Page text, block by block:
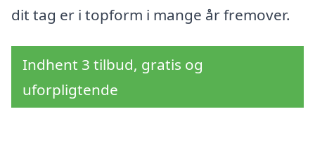
dit tag er i topform i mange år fremover.
Indhent 3 tilbud, gratis og
uforpligtende